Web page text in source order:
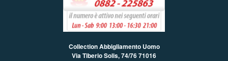
Collection Abbigliamento Uomo
Via Tiberio Solis, 74/7671016